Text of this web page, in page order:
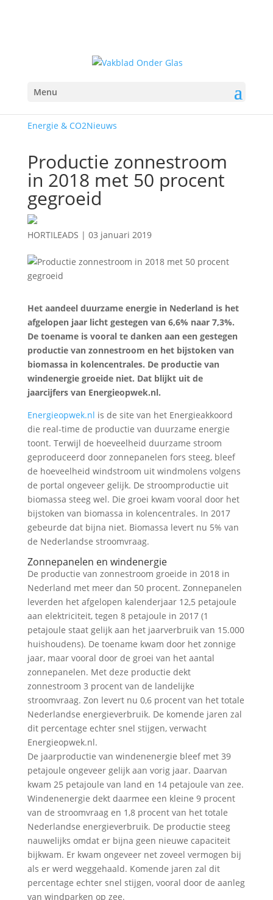
Menu
Energie & CO2Nieuws
Productie zonnestroom
in 2018 met 50 procent
gegroeid
HORTILEADS | 03 januari 2019
Het aandeel duurzame energie in Nederland is het
afgelopen jaar licht gestegen van 6,6% naar 7,3%.
De toename is vooral te danken aan een gestegen
productie van zonnestroom en het bijstoken van
biomassa in kolencentrales. De productie van
windenergie groeide niet. Dat blijkt uit de
jaarcijfers van Energieopwek.nl.
Energieopwek.nl is de site van het Energieakkoord
die real-time de productie van duurzame energie
toont. Terwijl de hoeveelheid duurzame stroom
geproduceerd door zonnepanelen fors steeg, bleef
de hoeveelheid windstroom uit windmolens volgens
de portal ongeveer gelijk. De stroomproductie uit
biomassa steeg wel. Die groei kwam vooral door het
bijstoken van biomassa in kolencentrales. In 2017
gebeurde dat bijna niet. Biomassa levert nu 5% van
de Nederlandse stroomvraag.
Zonnepanelen en windenergie
De productie van zonnestroom groeide in 2018 in
Nederland met meer dan 50 procent. Zonnepanelen
leverden het afgelopen kalenderjaar 12,5 petajoule
aan elektriciteit, tegen 8 petajoule in 2017 (1
petajoule staat gelijk aan het jaarverbruik van 15.000
huishoudens). De toename kwam door het zonnige
jaar, maar vooral door de groei van het aantal
zonnepanelen. Met deze productie dekt
zonnestroom 3 procent van de landelijke
stroomvraag. Zon levert nu 0,6 procent van het totale
Nederlandse energieverbruik. De komende jaren zal
dit percentage echter snel stijgen, verwacht
Energieopwek.nl.
De jaarproductie van windenenergie bleef met 39
petajoule ongeveer gelijk aan vorig jaar. Daarvan
kwam 25 petajoule van land en 14 petajoule van zee.
Windenenergie dekt daarmee een kleine 9 procent
van de stroomvraag en 1,8 procent van het totale
Nederlandse energieverbruik. De productie steeg
nauwelijks omdat er bijna geen nieuwe capaciteit
bijkwam. Er kwam ongeveer net zoveel vermogen bij
als er werd weggehaald. Komende jaren zal dit
percentage echter snel stijgen, vooral door de aanleg
van windparken op zee.